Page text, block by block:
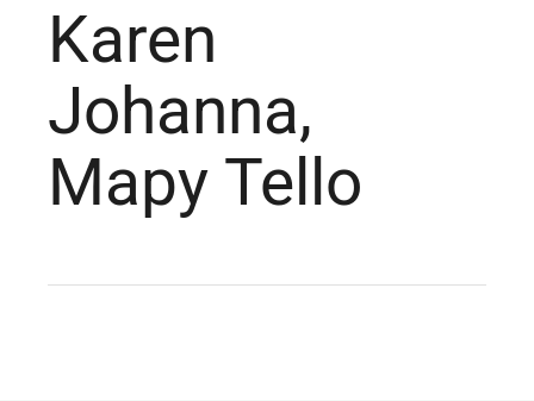
Karen
Johanna,
Mapy Tello